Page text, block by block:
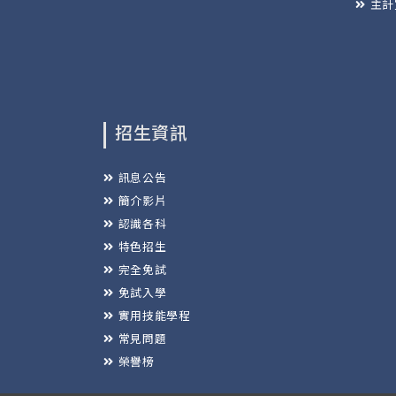
主
招生資訊
訊息公告
簡介影片
認識各科
特色招生
完全免試
免試入學
實用技能學程
常見問題
榮譽榜